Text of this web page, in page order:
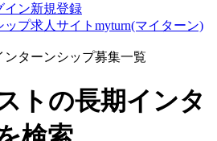
イン新規登録
プ求人サイトmyturn(マイターン)
ターンシップ募集一覧
ト の長期インタ